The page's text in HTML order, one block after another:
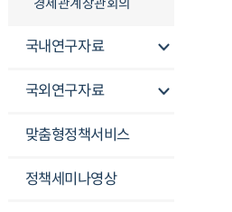
경제관계장관회의
국내연구자료
국외연구자료
맞춤형정책서비스
정책세미나영상